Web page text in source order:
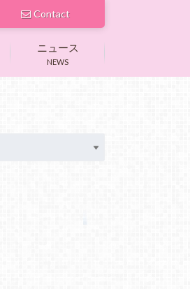
Contact
NEWS
ニュース